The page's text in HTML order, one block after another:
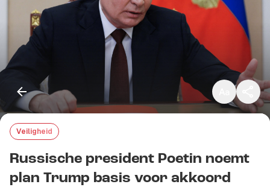
Klein
Standaard
Veiligheid
Russische president Poetin noemt
plan Trump basis voor akkoord